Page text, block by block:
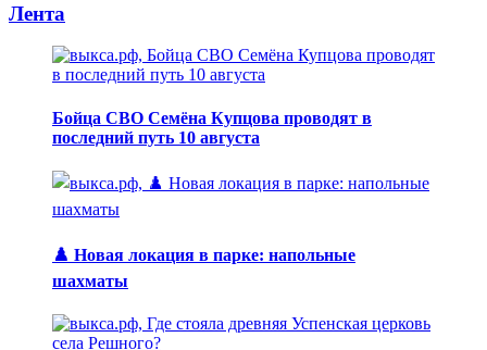
Лента
Бойца СВО Семёна Купцова проводят в
последний путь 10 августа
♟️ Новая локация в парке: напольные
шахматы